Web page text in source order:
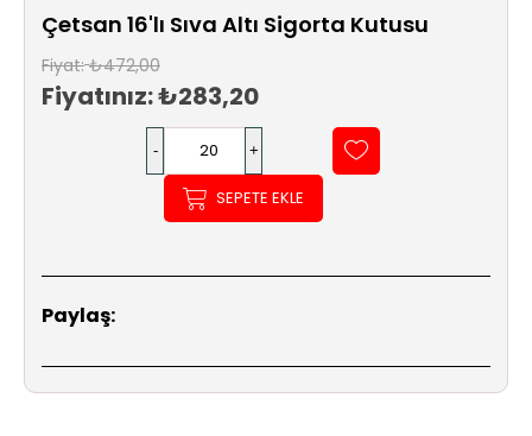
Sıhhi
Tesisat
Sistemleri
Çetsan 16'lı Sıva Altı Sigorta Kutusu
Fiyat: ₺472,00
Fiyatınız:₺283,20
SEPETE EKLE
Paylaş: